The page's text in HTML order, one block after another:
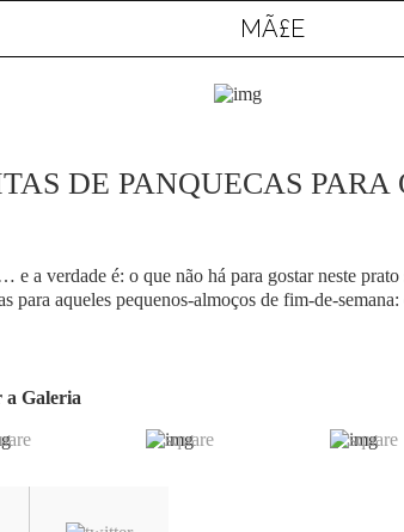
MÃ£E
DE PANQUECAS
e a verdade é: o que não há para gostar neste
para aqueles pequenos-almoços de fim-de-
a Galeria